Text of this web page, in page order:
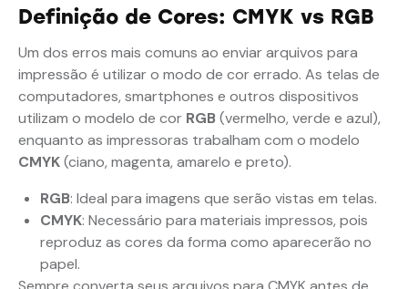
Definição de Cores: CMYK vs RGB
Um dos erros mais comuns ao enviar arquivos para
impressão é utilizar o modo de cor errado. As telas de
computadores, smartphones e outros dispositivos
utilizam o modelo de cor RGB (vermelho, verde e azul),
enquanto as impressoras trabalham com o modelo
CMYK(ciano, magenta, amarelo e preto).
RGB: Ideal para imagens que serão vistas em telas.
CMYK: Necessário para materiais impressos, pois
reproduz as cores da forma como aparecerão no
papel.